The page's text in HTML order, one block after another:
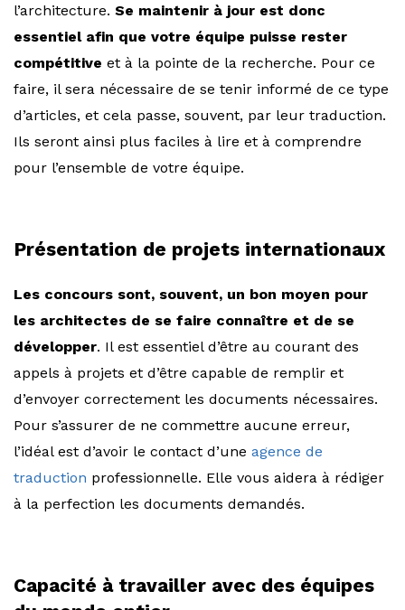
l’architecture. Se maintenir à jour est donc
essentiel afin que votre équipe puisse rester
compétitive et à la pointe de la recherche. Pour ce
faire, il sera nécessaire de se tenir informé de ce type
d’articles, et cela passe, souvent, par leur traduction.
Ils seront ainsi plus faciles à lire et à comprendre
pour l’ensemble de votre équipe.
Présentation de projets internationaux
Les concours sont, souvent, un bon moyen pour
les architectes de se faire connaître et de se
développer. Il est essentiel d’être au courant des
appels à projets et d’être capable de remplir et
d’envoyer correctement les documents nécessaires.
Pour s’assurer de ne commettre aucune erreur,
l’idéal est d’avoir le contact d’une agence de
traduction professionnelle. Elle vous aidera à rédiger
à la perfection les documents demandés.
Capacité à travailler avec des équipes